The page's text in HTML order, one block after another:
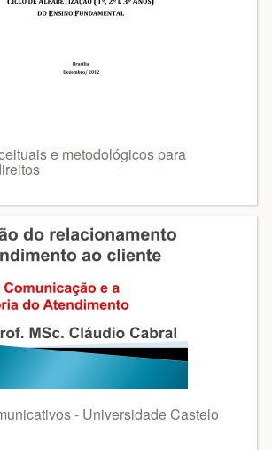
e metodológicos para
- Universidade Castelo